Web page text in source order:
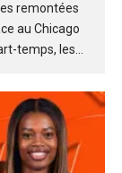
remontées
au Chicago
temps, les...